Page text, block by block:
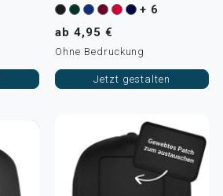
+ 6
ab 4,95 €
Ohne Bedruckung
Jetzt gestalten